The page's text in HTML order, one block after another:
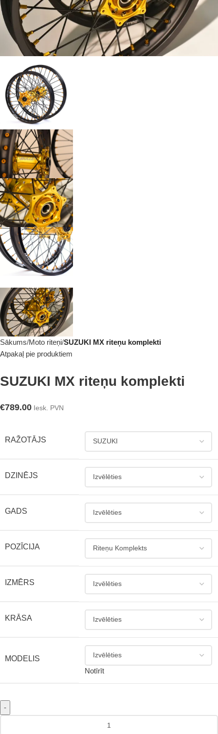
Sākums Moto riteņi SUZUKI MX riteņu komplekti
Atpakaļ pie produktiem
SUZUKI MX riteņu komplekti
€789.00 Iesk. PVN
RAŽOTĀJS
DZINĒJS
GADS
POZĪCIJA
IZMĒRS
KRĀSA
MODELIS
Notīrīt